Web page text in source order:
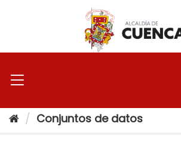
Conjuntos de datos